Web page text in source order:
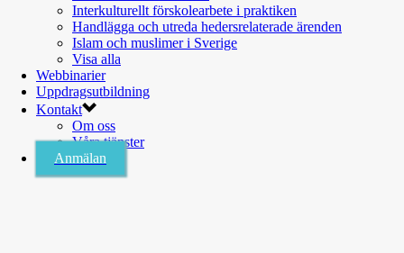
Interkulturellt förskolearbete i praktiken
Handlägga och utreda hedersrelaterade ärenden
Islam och muslimer i Sverige
Visa alla
Webbinarier
Uppdragsutbildning
Kontakt
Om oss
Våra tjänster
Anmälan